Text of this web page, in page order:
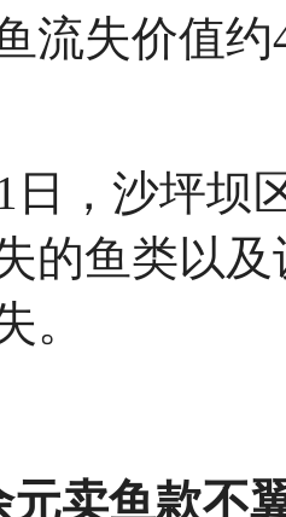
流失价值
日，沙坪坝
的鱼类以
。
元卖鱼款不